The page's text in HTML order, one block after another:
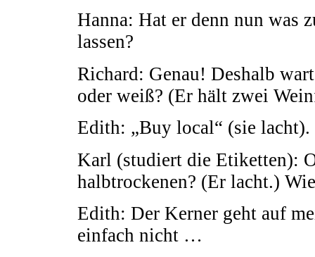
Hanna: Hat er denn nun was
lassen?
Richard: Genau! Deshalb
oder weiß? (Er hält zwei
Edith: „Buy local“ (sie lacht).
Karl (studiert die Etiketten):
halbtrockenen? (Er lacht.)
Edith: Der Kerner geht auf
einfach nicht …